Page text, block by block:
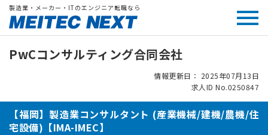
製造業・メーカー・ITのエンジニア転職なら
PwCコンサルティング合同会社
情報更新日： 2025年07月13日
求人ID No.0250847
【福岡】製造業コンサルタント (産業機械/建機/農機/住
宅設備)【IMA-IMEC】